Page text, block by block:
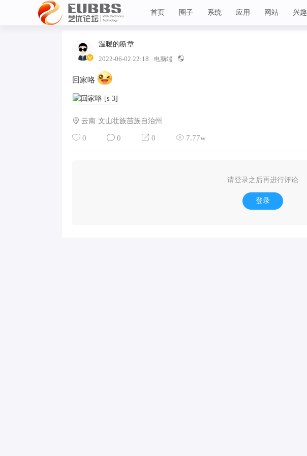
首页 圈子 系统 应用 网站 兴趣
温暖的断章
2022-06-02 22:18 电脑端
回家咯
云南·文山壮族苗族自治州
0 0 0 7.77w
请登录之后再进行评论
登录